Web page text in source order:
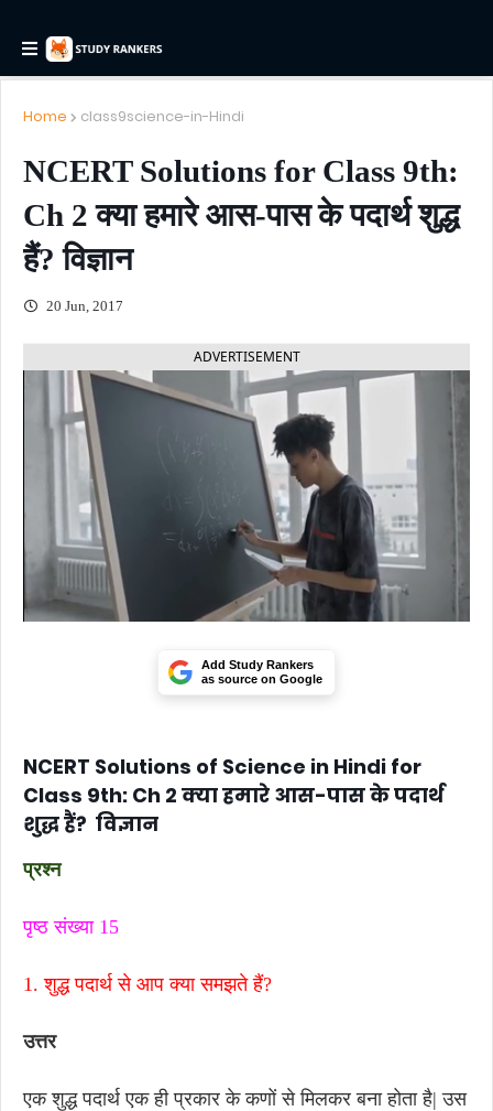
Home class9science-in-Hindi
NCERT Solutions for Class 9th:
Ch 2 क्या हमारे आस-पास के पदार्थ शुद्ध
हैं? विज्ञान
20 Jun, 2017
ADVERTISEMENT
Add Study Rankers
as source on Google
NCERT Solutions of Science in Hindi for
Class 9th: Ch 2 क्या हमारे आस-पास के पदार्थ
शुद्ध हैं? विज्ञान
प्रश्न
पृष्ठ संख्या 15
1. शुद्ध पदार्थ से आप क्या समझते हैं?
उत्तर
एक शुद्ध पदार्थ एक ही प्रकार के कणों से मिलकर बना होता है| उस